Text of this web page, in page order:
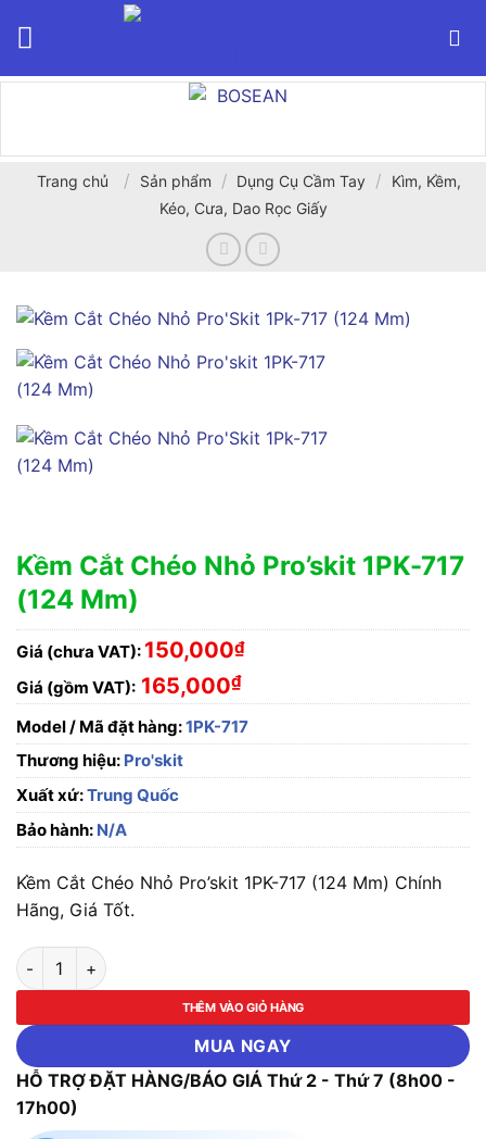
Trang chủ / Sản phẩm / Dụng Cụ Cầm Tay /
Kìm, Kềm,
Kéo, Cưa, Dao Rọc Giấy
Kềm Cắt Chéo Nhỏ Pro’skit 1PK-717
(124 Mm)
Giá (chưa VAT): 150,000₫
Giá (gồm VAT): 165,000₫
Model / Mã đặt hàng:1PK-717
Thương hiệu: Pro'skit
Xuất xứ:Trung Quốc
Bảo hành: N/A
Kềm Cắt Chéo Nhỏ Pro’skit 1PK-717 (124 Mm) Chính
Hãng, Giá Tốt.
Kềm Cắt Chéo Nhỏ Pro'skit 1PK-717 (124 Mm) số lượng
THÊM VÀO GIỎ HÀNG
MUA NGAY
HỖ TRỢ ĐẶT HÀNG/BÁO GIÁ Thứ 2 - Thứ 7 (8h00 -
17h00)